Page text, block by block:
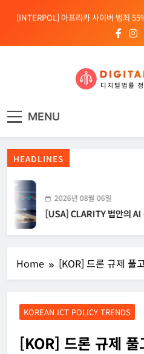
[INTERPOL] 아프리카 사이버 범죄
[소청백의 노동&사람] 삼성SDS 노동조
[USA] CLARITY 법안의 AI 샌드박스
[INTERPOL] 아프리카 사이버 범죄
[소청백의 노동&사람] 삼성SDS 노동
MENU
HEADLINES
2026년 08월 06일
[USA] CLARITY 법안의 AI 샌드박
Home [KOR] 드론 규제 풀
KOREAN ICT POLICY TRENDS
[KOR] 드론 규제 풀